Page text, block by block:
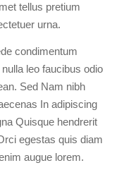
tellus pretium
urna.
condimentum
leo faucibus odio
Sed Nam nibh
In adipiscing
Quisque hendrerit
egestas quis diam
augue lorem.